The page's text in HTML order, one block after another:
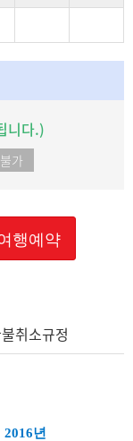
니다.)
가
행예약
취소규정
2016년